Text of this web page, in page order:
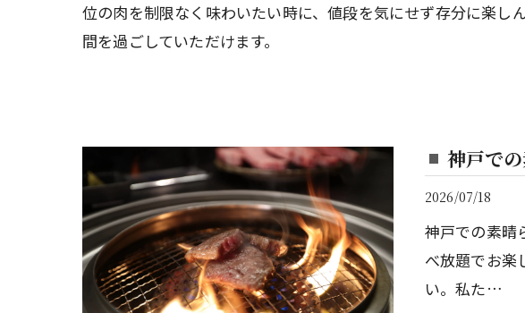
位の肉を制限なく味わいたい時に、値段を気にせず存分に楽し
間を過ごしていただけます。
神戸で
2026/07/18
神戸での素晴
べ放題でお楽
い。私た…